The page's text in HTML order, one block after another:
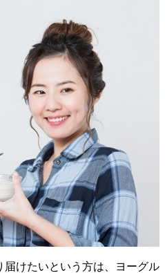
けたいという方は、ヨーグル